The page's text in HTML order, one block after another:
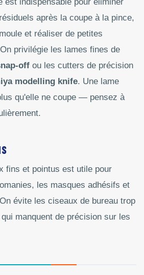
après la coupe à la pince,
et réaliser de petites
privilégie les lames fines de
off ou les cutters de précision
modelling knife. Une lame
qu'elle ne coupe — pensez à
fins et pointus est utile pour
les masques adhésifs et
évite les ciseaux de bureau trop
manquent de précision sur les